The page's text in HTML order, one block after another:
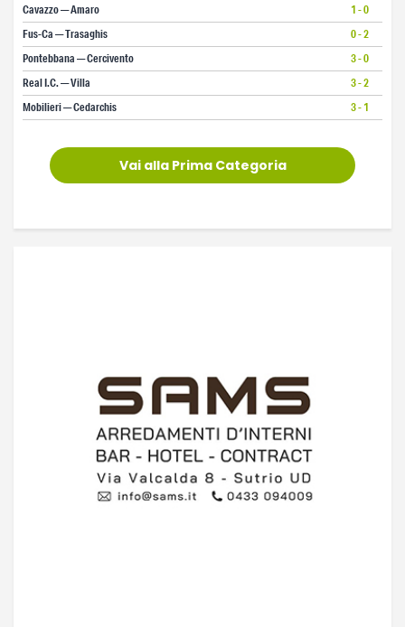
Cavazzo — Amaro
1 - 0
Fus-Ca — Trasaghis
0 - 2
Pontebbana — Cercivento
3 - 0
Real I.C. — Villa
3 - 2
Mobilieri — Cedarchis
3 - 1
Vai alla Prima Categoria